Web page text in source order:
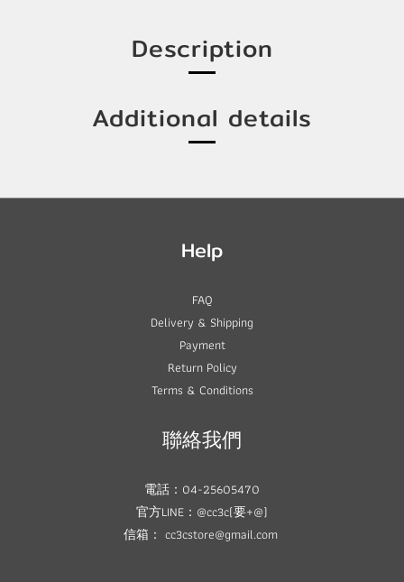
Description
Additional details
Help
FAQ
Delivery & Shipping
Payment
Return Policy
Terms & Conditions
聯絡我們
電話：04-25605470
官方LINE：@cc3c(要+@)
信箱： cc3cstore@gmail.com